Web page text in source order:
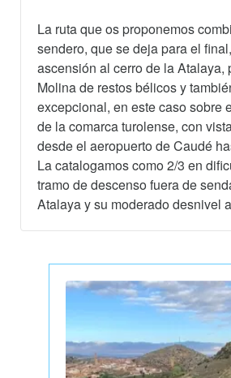
La ruta que os proponemos
sendero, que se deja para el
ascensión al cerro de la Atalaya,
Molina de restos bélicos y
excepcional, en este caso sobre
de la comarca turolense, con
desde el aeropuerto de Caudé
La catalogamos como 2/3 en
tramo de descenso fuera de
Atalaya y su moderado desnivel